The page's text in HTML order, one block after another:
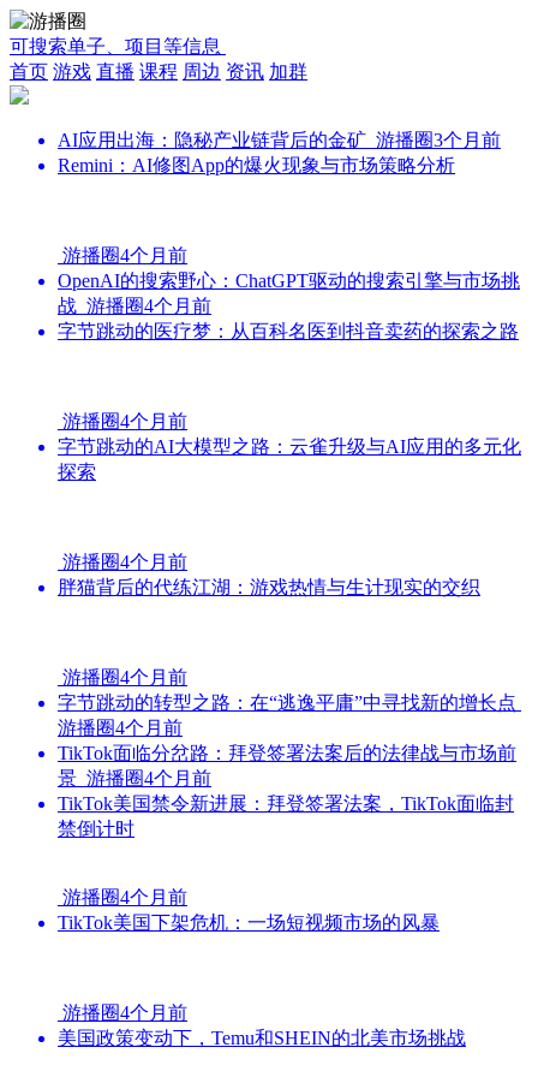
可搜索单子、项目等信息
首页 游戏 直播 课程 周边 资讯 加群
AI应用出海：隐秘产业链背后的金矿 游播圈3个月前
Remini：AI修图App的爆火现象与市场策略分析
游播圈4个月前
OpenAI的搜索野心：ChatGPT驱动的搜索引擎与市场挑
战 游播圈4个月前
字节跳动的医疗梦：从百科名医到抖音卖药的探索之路
游播圈4个月前
字节跳动的AI大模型之路：云雀升级与AI应用的多元化
探索
游播圈4个月前
胖猫背后的代练江湖：游戏热情与生计现实的交织
游播圈4个月前
字节跳动的转型之路：在“逃逸平庸”中寻找新的增长点
游播圈4个月前
TikTok面临分岔路：拜登签署法案后的法律战与市场前
景 游播圈4个月前
TikTok美国禁令新进展：拜登签署法案，TikTok面临封
禁倒计时
游播圈4个月前
TikTok美国下架危机：一场短视频市场的风暴
游播圈4个月前
美国政策变动下，Temu和SHEIN的北美市场挑战